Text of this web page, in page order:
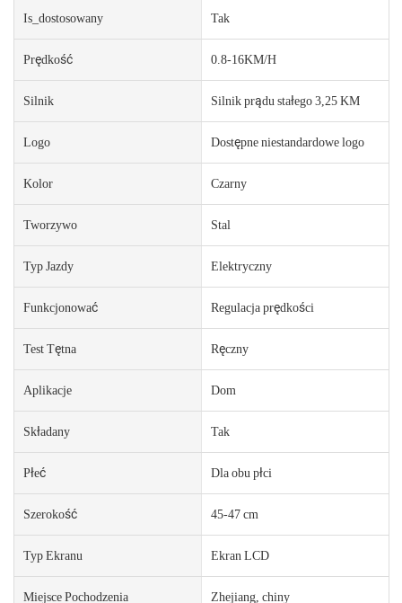
Is_dostosowany Tak
Prędkość 0.8-16KM/H
Silnik Silnik prądu stałego 3,25 KM
Logo Dostępne niestandardowe logo
Kolor Czarny
Tworzywo Stal
Typ Jazdy Elektryczny
Funkcjonować Regulacja prędkości
Test Tętna Ręczny
Aplikacje Dom
Składany Tak
Płeć Dla obu płci
Szerokość 45-47 cm
Typ Ekranu Ekran LCD
Miejsce Pochodzenia Zhejiang, chiny